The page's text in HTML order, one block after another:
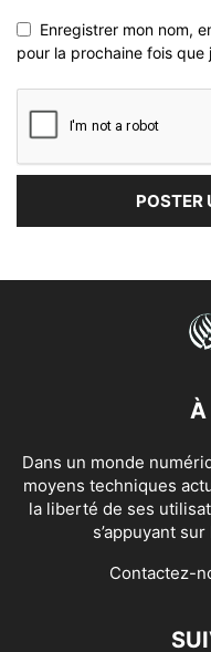
Enregistrer mon nom,
pour la prochaine fois que
À
Dans un monde
moyens techniques
la liberté de ses
s’appuyant
Contactez-